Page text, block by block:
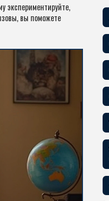
экспериментируйте,
вы поможете